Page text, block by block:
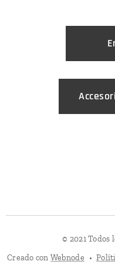
© 2021 Todos
Creado con Webnode